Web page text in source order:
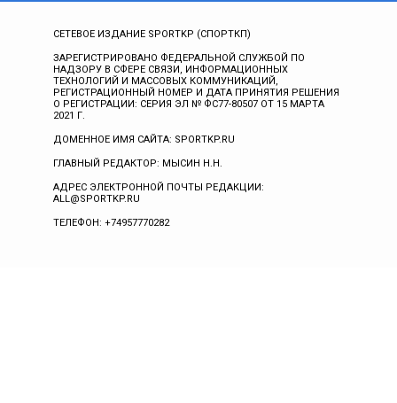
СЕТЕВОЕ ИЗДАНИЕ SPORTKP (СПОРТКП)
ЗАРЕГИСТРИРОВАНО ФЕДЕРАЛЬНОЙ СЛУЖБОЙ ПО
НАДЗОРУ В СФЕРЕ СВЯЗИ, ИНФОРМАЦИОННЫХ
ТЕХНОЛОГИЙ И МАССОВЫХ КОММУНИКАЦИЙ,
РЕГИСТРАЦИОННЫЙ НОМЕР И ДАТА ПРИНЯТИЯ РЕШЕНИЯ
О РЕГИСТРАЦИИ: СЕРИЯ ЭЛ № ФС77-80507 ОТ 15 МАРТА
2021 Г.
ДОМЕННОЕ ИМЯ САЙТА: SPORTKP.RU
ГЛАВНЫЙ РЕДАКТОР: МЫСИН Н.Н.
АДРЕС ЭЛЕКТРОННОЙ ПОЧТЫ РЕДАКЦИИ:
ALL@SPORTKP.RU
ТЕЛЕФОН: +74957770282